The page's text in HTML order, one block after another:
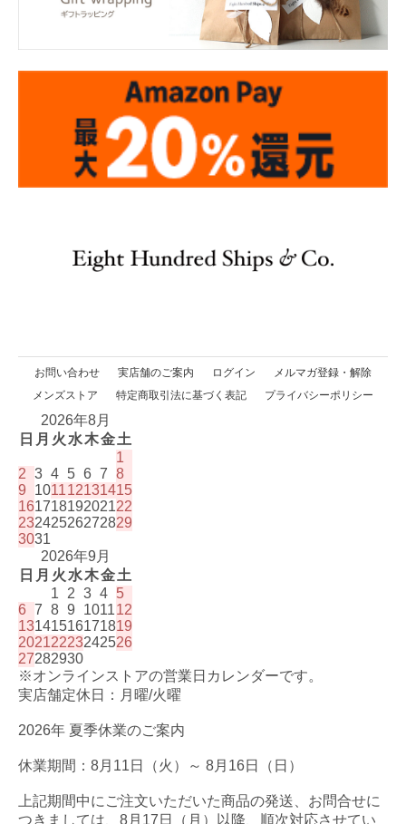
お問い合わせ 実店舗のご案内 ログイン
メルマガ登録・解除
メンズストア
特定商取引法に基づく表記 プライバシーポリシー
2026年8月
日 月 火 水木金土
1
2 3 4 5 6 7 8
9
101112131415
16171819202122
23242526272829
3031
2026年9月
日 月 火 水木金土
1
2 3 4 5
6 7 8 9 101112
13141516171819
20212223242526
27282930
※オンラインストアの営業日カレンダーです。
実店舗定休日：月曜/火曜
2026年 夏季休業のご案内
休業期間：8月11日（火）～ 8月16日（日）
上記期間中にご注文いただいた商品の発送、お問合せに
つきましては、8月17日（月）以降、順次対応させてい